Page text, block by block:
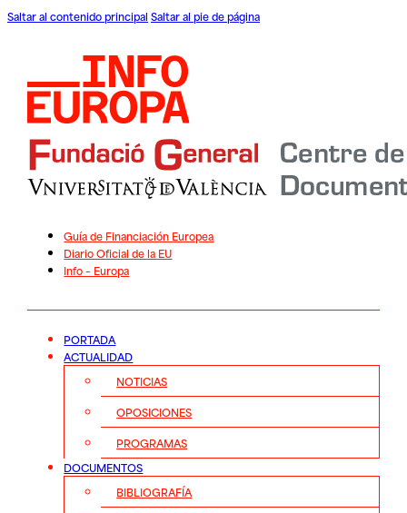
Saltar al contenido principal Saltar al pie de página
Guía de Financiación Europea
Diario Oficial de la EU
Info – Europa
PORTADA
ACTUALIDAD
NOTICIAS
OPOSICIONES
PROGRAMAS
DOCUMENTOS
BIBLIOGRAFÍA